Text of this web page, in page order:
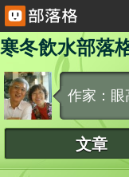
寒冬飲水部落
作家：眼
文章